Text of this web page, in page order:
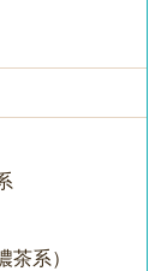
茶系）